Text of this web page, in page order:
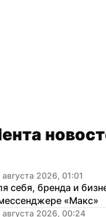
августа 2026, 01:01
себя, бренда и
«Макс»
августа 2026, 00:24